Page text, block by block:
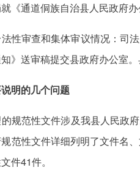
《通道侗族自治县人民政府
法性审查和集体审议情况：
》送审稿提交县政府办公室
明的几个问题
规范性文件涉及我县人民政
范性文件详细列明了文件名
件41件。